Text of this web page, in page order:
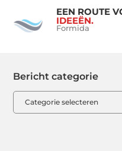
EEN ROUTE
IDEEËN.
Formida
Bericht categorie